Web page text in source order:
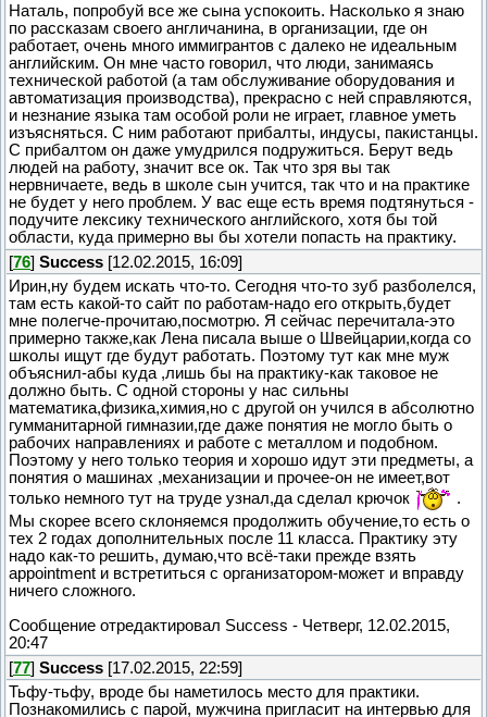
Наталь, попробуй все же сына успокоить. Насколько я знаю
по рассказам своего англичанина, в организации, где он
работает, очень много иммигрантов с далеко не идеальным
английским. Он мне часто говорил, что люди, занимаясь
технической работой (а там обслуживание оборудования и
автоматизация производства), прекрасно с ней справляются,
и незнание языка там особой роли не играет, главное уметь
изъясняться. С ним работают прибалты, индусы, пакистанцы.
С прибалтом он даже умудрился подружиться. Берут ведь
людей на работу, значит все ок. Так что зря вы так
нервничаете, ведь в школе сын учится, так что и на практике
не будет у него проблем. У вас еще есть время подтянуться -
подучите лексику технического английского, хотя бы той
области, куда примерно вы бы хотели попасть на практику.
[76] Success [12.02.2015, 16:09]
Ирин,ну будем искать что-то. Сегодня что-то зуб разболелся,
там есть какой-то сайт по работам-надо его открыть,будет
мне полегче-прочитаю,посмотрю. Я сейчас перечитала-это
примерно также,как Лена писала выше о Швейцарии,когда со
школы ищут где будут работать. Поэтому тут как мне муж
объяснил-абы куда ,лишь бы на практику-как таковое не
должно быть. С одной стороны у нас сильны
математика,физика,химия,но с другой он учился в абсолютно
гумманитарной гимназии,где даже понятия не могло быть о
рабочих направлениях и работе с металлом и подобном.
Поэтому у него только теория и хорошо идут эти предметы, а
понятия о машинах ,механизации и прочее-он не имеет,вот
только немного тут на труде узнал,да сделал крючок
.
Мы скорее всего склоняемся продолжить обучение,то есть о
тех 2 годах дополнительных после 11 класса. Практику эту
надо как-то решить, думаю,что всё-таки прежде взять
appointment и встретиться с организатором-может и вправду
ничего сложного.
Сообщение отредактировал Success - Четверг, 12.02.2015,
20:47
[77] Success [17.02.2015, 22:59]
Тьфу-тьфу, вроде бы наметилось место для практики.
Познакомились с парой, мужчина пригласит на интервью для